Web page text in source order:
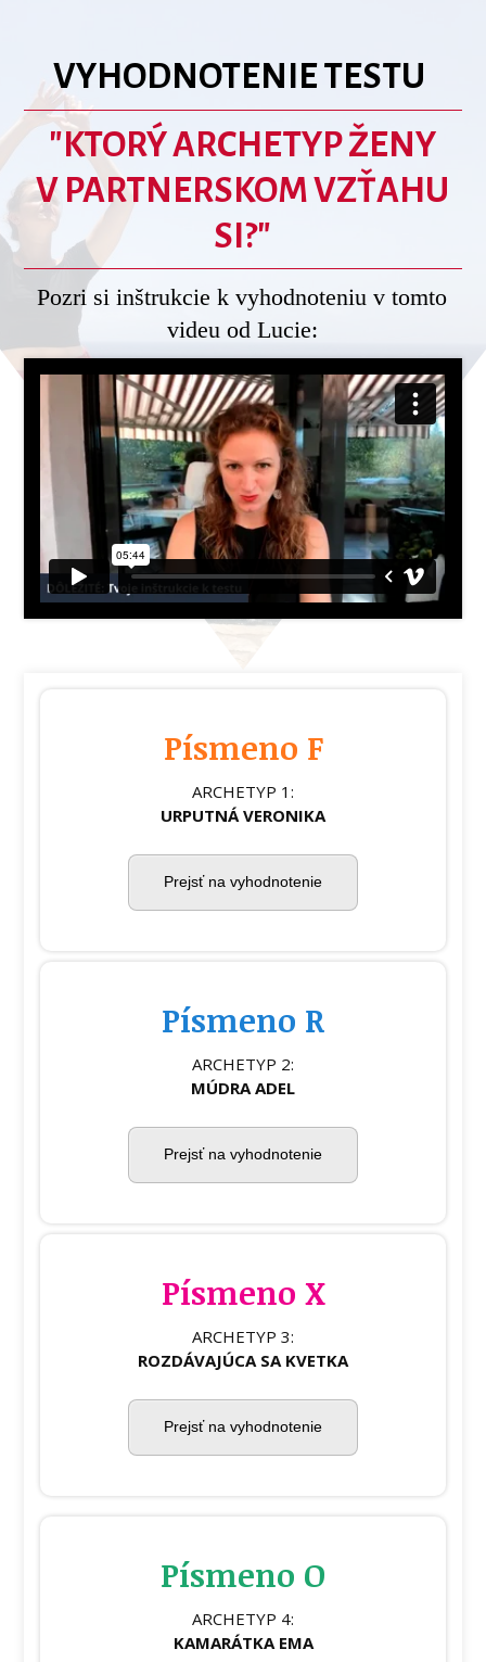
VYHODNOTENIE TESTU
"KTORÝ ARCHETYP ŽENY
V PARTNERSKOM VZŤAHU
SI?"
Pozri si inštrukcie k vyhodnoteniu v tomto
videu od Lucie:
Písmeno F
ARCHETYP 1:
URPUTNÁ VERONIKA
Prejsť na vyhodnotenie
Písmeno R
ARCHETYP 2:
MÚDRA ADEL
Prejsť na vyhodnotenie
Písmeno X
ARCHETYP 3:
ROZDÁVAJÚCA SA KVETKA
Prejsť na vyhodnotenie
Písmeno O
ARCHETYP 4:
KAMARÁTKA EMA